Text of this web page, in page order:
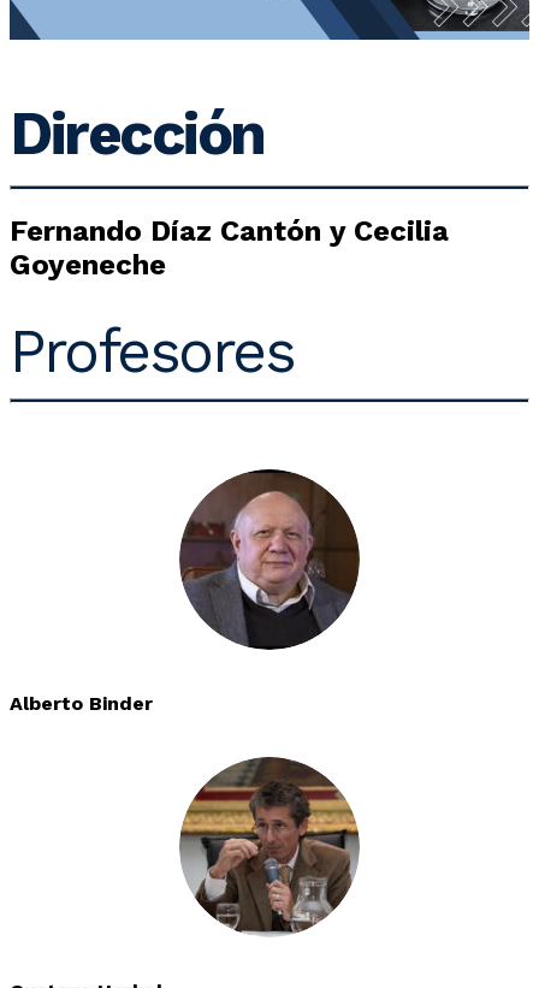
Dirección
Fernando Díaz Cantón y Cecilia
Goyeneche
Profesores
Alberto Binder